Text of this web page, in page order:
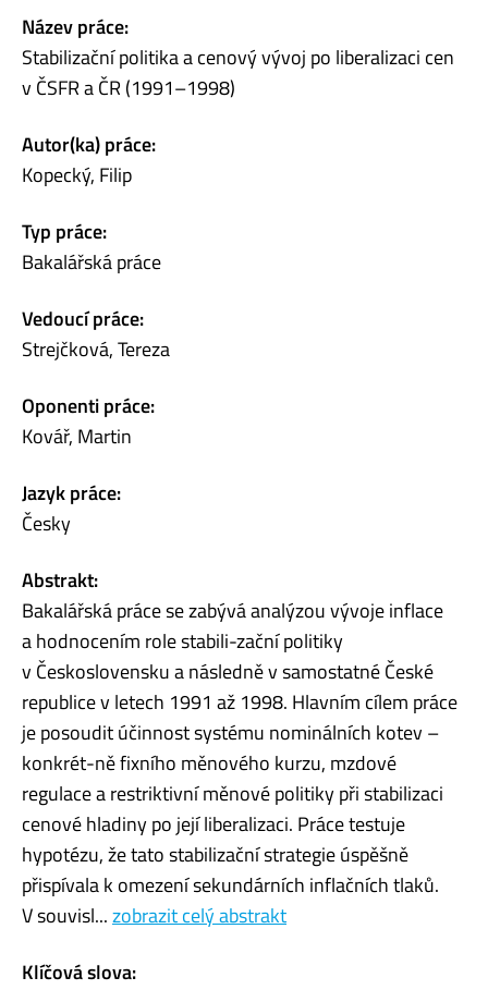
Název práce:
Stabilizační politika a cenový vývoj po liberalizaci cen
v ČSFR a ČR (1991–1998)
Autor(ka) práce:
Kopecký, Filip
Typ práce:
Bakalářská práce
Vedoucí práce:
Strejčková, Tereza
Oponenti práce:
Kovář, Martin
Jazyk práce:
Česky
Abstrakt:
Bakalářská práce se zabývá analýzou vývoje inflace
a hodnocením role stabili-zační politiky
v Československu a následně v samostatné České
republice v letech 1991 až 1998. Hlavním cílem práce
je posoudit účinnost systému nominálních kotev –
konkrét-ně fixního měnového kurzu, mzdové
regulace a restriktivní měnové politiky při stabilizaci
cenové hladiny po její liberalizaci. Práce testuje
hypotézu, že tato stabilizační strategie úspěšně
přispívala k omezení sekundárních inflačních tlaků.
V souvisl...zobrazit celý abstrakt
Klíčová slova: